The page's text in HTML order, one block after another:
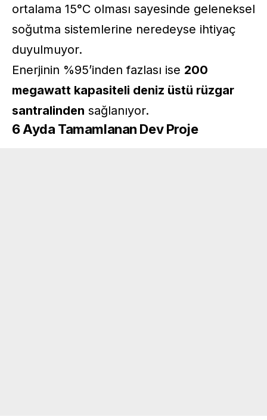
ortalama 15°C olması sayesinde geleneksel
soğutma sistemlerine neredeyse ihtiyaç
duyulmuyor.
Enerjinin %95’inden fazlası ise 200
megawatt kapasiteli deniz üstü rüzgar
santralinden sağlanıyor.
6 Ayda Tamamlanan Dev Proje